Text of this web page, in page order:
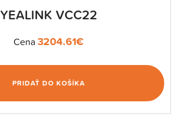
YEALINK VCC22
Cena3204.61€
PRIDAŤ DO KOŠÍKA